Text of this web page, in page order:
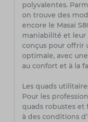
polyvalentes.
on trouve des
encore le Masai
maniabilité et leur
conçus pour offrir
optimale, avec
au confort et à la
Les quads
Pour les
quads robustes et
à des conditions